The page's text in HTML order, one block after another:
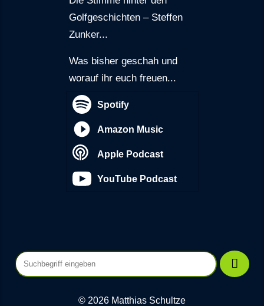
Golfgeschichten – Steffen
Zunker...
Was bisher geschah und
worauf ihr euch freuen...
Spotify
Amazon Music
Apple Podcast
YouTube Podcast
© 2026 Matthias Schultze